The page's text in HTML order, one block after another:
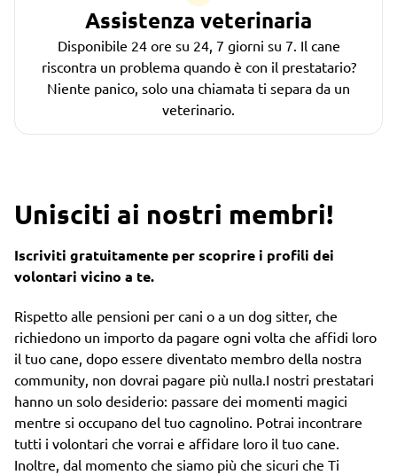
Assistenza veterinaria
Disponibile 24 ore su 24, 7 giorni su 7. Il cane
riscontra un problema quando è con il prestatario?
Niente panico, solo una chiamata ti separa da un
veterinario.
Unisciti ai nostri membri!
Iscriviti gratuitamente per scoprire i profili dei
volontari vicino a te.
Rispetto alle pensioni per cani o a un dog sitter, che
richiedono un importo da pagare ogni volta che affidi loro
il tuo cane, dopo essere diventato membro della nostra
community, non dovrai pagare più nulla.I nostri prestatari
hanno un solo desiderio: passare dei momenti magici
mentre si occupano del tuo cagnolino. Potrai incontrare
tutti i volontari che vorrai e affidare loro il tuo cane.
Inoltre, dal momento che siamo più che sicuri che Ti